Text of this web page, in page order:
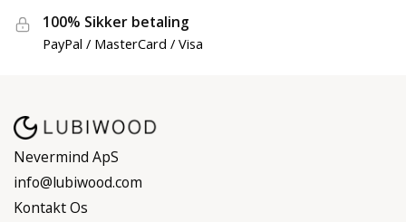
100% Sikker betaling
PayPal / MasterCard / Visa
Nevermind ApS
info@lubiwood.com
Kontakt Os